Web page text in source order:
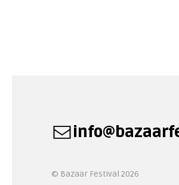
© Bazaar Festival 2026